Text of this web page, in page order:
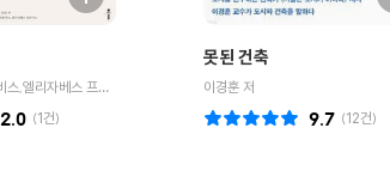
콜린 치 기획/조엘 비스,엘리자베스 프라이스 저/정은 역
(1건)
2.0
못된 건축
이경훈 저
(12건)
9.7